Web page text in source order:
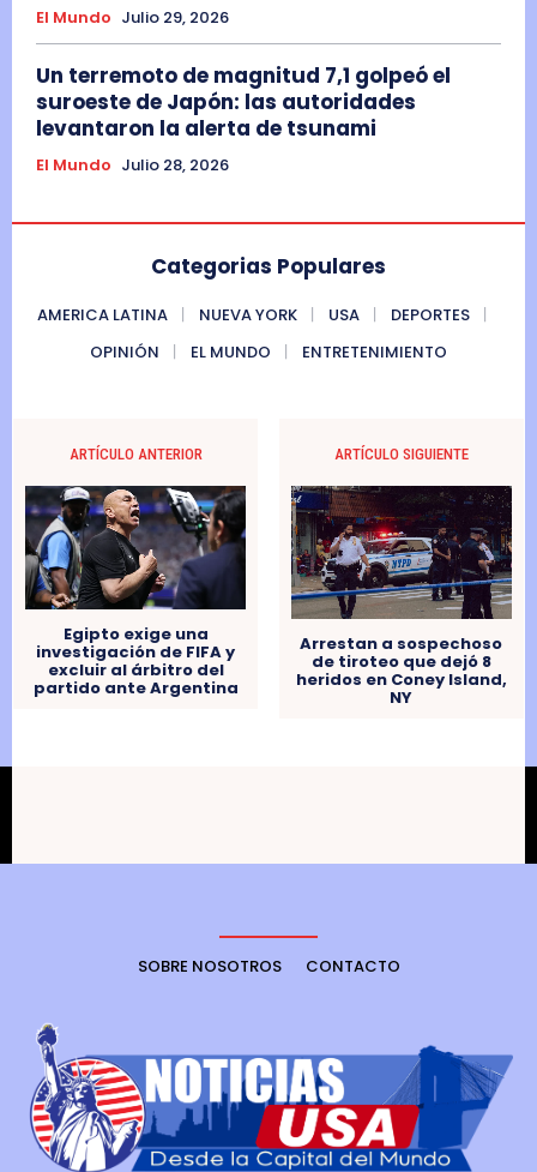
El Mundo Julio 29, 2026
Un terremoto de magnitud 7,1 golpeó el
suroeste de Japón: las autoridades
levantaron la alerta de tsunami
El Mundo Julio 28, 2026
Categorias Populares
AMERICA LATINA NUEVA YORK USA
DEPORTES
OPINIÓN
EL MUNDO ENTRETENIMIENTO
ARTÍCULO ANTERIOR
Egipto exige una
investigación de FIFA y
excluir al árbitro del
partido ante Argentina
ARTÍCULO SIGUIENTE
Arrestan a sospechoso
de tiroteo que dejó 8
heridos en Coney Island,
NY
SOBRE NOSOTROS CONTACTO